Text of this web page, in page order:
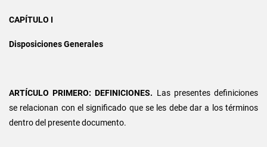
CAPÍTULO I
Disposiciones Generales
ARTÍCULO PRIMERO: DEFINICIONES. Las presentes definiciones
se relacionan con el significado que se les debe dar a los términos
dentro del presente documento.